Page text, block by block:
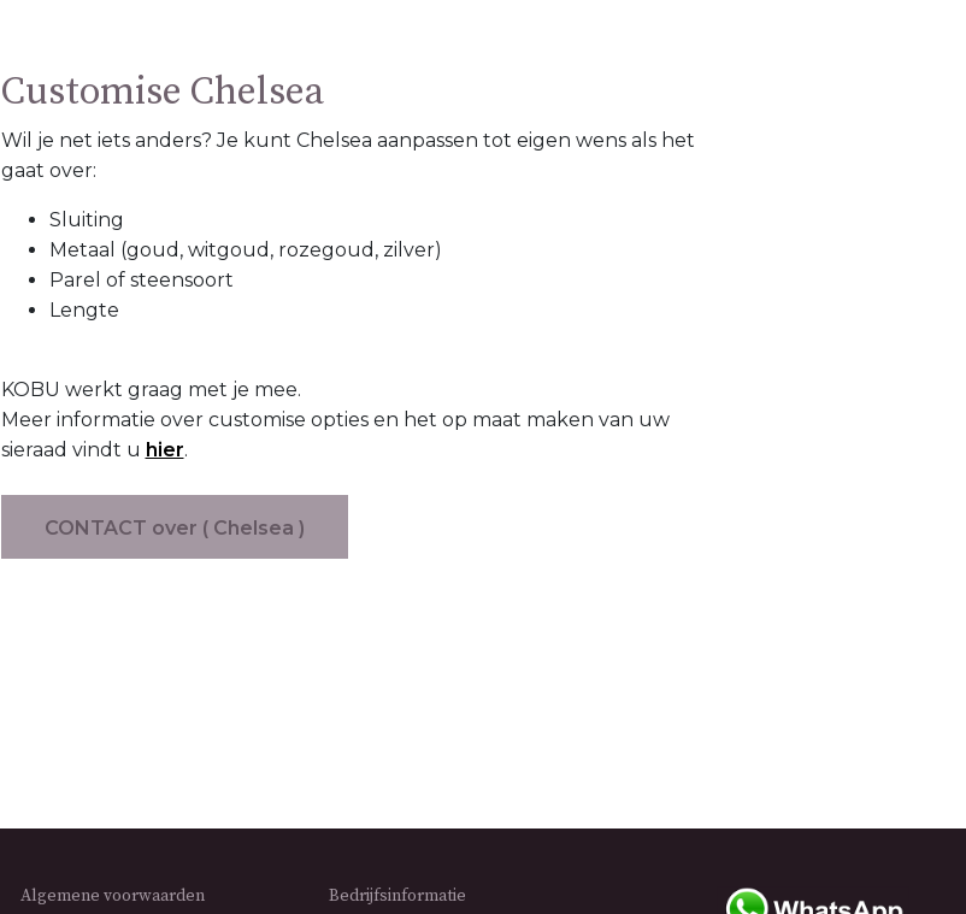
Customise Chelsea
Wil je net iets anders? Je kunt Chelsea aanpassen tot eigen wens als het
gaat over:
Sluiting
Metaal (goud, witgoud, rozegoud, zilver)
Parel of steensoort
Lengte
KOBU werkt graag met je mee.
Meer informatie over customise opties en het op maat maken van uw
sieraad vindt u hier.
CONTACT over ( Chelsea )
Algemene voorwaarden Bedrijfsinformatie